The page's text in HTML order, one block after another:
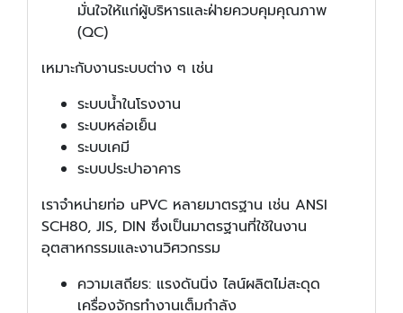
มั่นใจให้แก่ผู้บริหารและฝ่ายควบคุมคุณภาพ
(QC)
เหมาะกับงานระบบต่าง ๆ เช่น
ระบบน้ำในโรงงาน
ระบบหล่อเย็น
ระบบเคมี
ระบบประปาอาคาร
เราจำหน่ายท่อ uPVC หลายมาตรฐาน เช่น ANSI
SCH80, JIS, DIN ซึ่งเป็นมาตรฐานที่ใช้ในงาน
อุตสาหกรรมและงานวิศวกรรม
ความเสถียร: แรงดันนิ่ง ไลน์ผลิตไม่สะดุด
เครื่องจักรทำงานเต็มกำลัง